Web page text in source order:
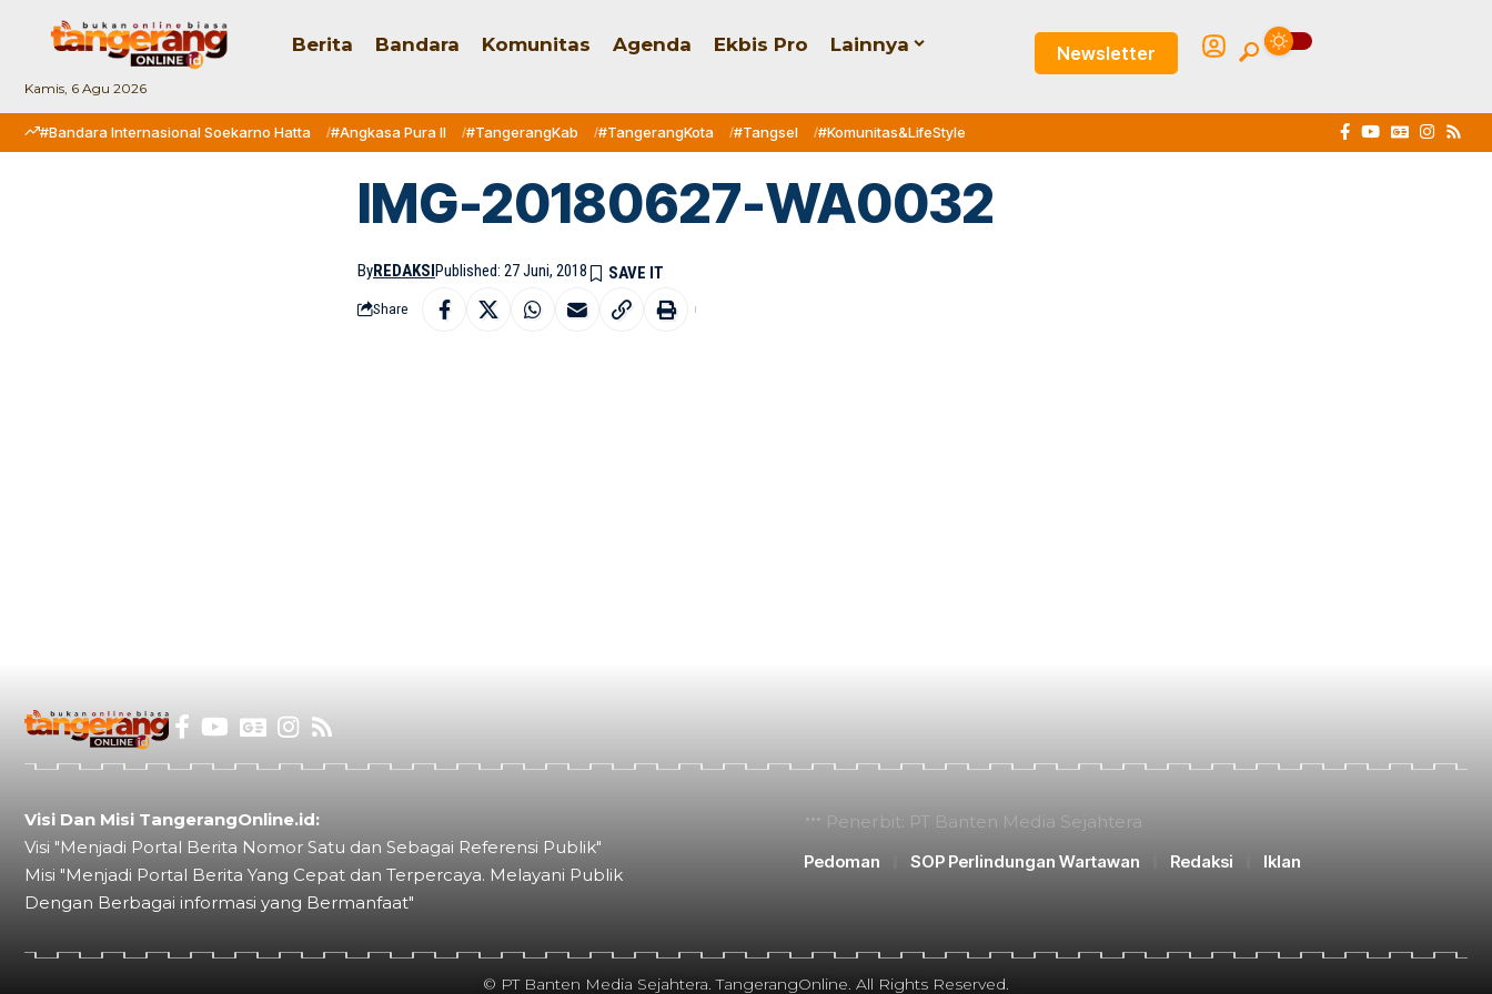
Kamis, 6 Agu 2026
Berita Bandara Komunitas Agenda Ekbis Pro Lainnya Newsletter
#Bandara Internasional Soekarno Hatta #Angkasa Pura II #TangerangKab #TangerangKota #Tangsel #Komunitas&LifeStyle
IMG-20180627-WA0032
ByREDAKSIPublished: 27 Juni, 2018
Share
Visi Dan Misi TangerangOnline.id:
Visi "Menjadi Portal Berita Nomor Satu dan Sebagai Referensi Publik"
Misi "Menjadi Portal Berita Yang Cepat dan Terpercaya. Melayani Publik
Dengan Berbagai informasi yang Bermanfaat"
Penerbit: PT Banten Media Sejahtera
Pedoman
SOP Perlindungan Wartawan Redaksi Iklan
© PT Banten Media Sejahtera. TangerangOnline. All Rights Reserved.